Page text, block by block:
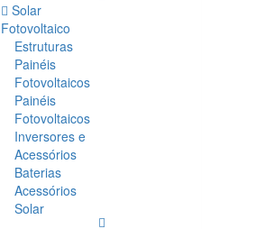
Solar
Fotovoltaico
Estruturas
Painéis
Fotovoltaicos
Painéis
Fotovoltaicos
Inversores e
Acessórios
Baterias
Acessórios
Solar